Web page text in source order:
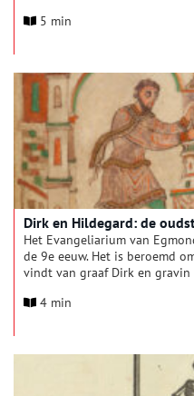
hoofdrol van dit wijze
5 min
Dirk en Hildegard: de
Het Evangeliarium van
de 9e eeuw. Het is beroemd
vindt van graaf Dirk en gravin
1000 jaar later zijn Dirk en
4 min